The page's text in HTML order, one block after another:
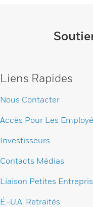
Liens Rapides
Nous Contacter
Accès Pour Les
Investisseurs
Contacts Médias
Liaison Petites
É.-U.A. Retraités